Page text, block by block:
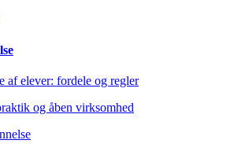
af elever: fordele og regler
og åben virksomhed